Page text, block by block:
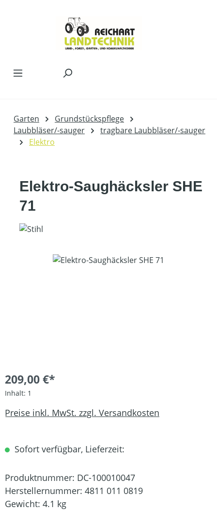
Garten
Grundstückspflege
Laubbläser/-sauger
tragbare Laubbläser/-sauger
Elektro
Elektro-Saughäcksler SHE
71
Bildergalerie überspringen
209,00 €*
Inhalt: 1
Preise inkl. MwSt. zzgl. Versandkosten
Sofort verfügbar, Lieferzeit:
Produktnummer: DC-100010047
Herstellernummer: 4811 011 0819
Gewicht: 4.1 kg